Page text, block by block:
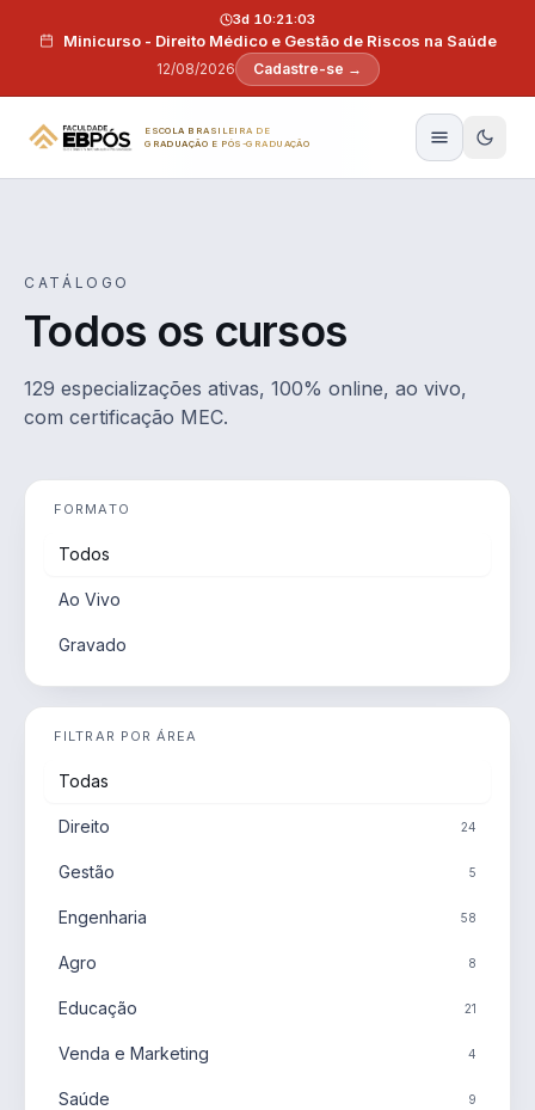
Minicurso - Direito Médico e Gestão de Riscos na Saúde
12/08/2026
3d 10:21:02
Cadastre-se →
ESCOLA BRASILEIRA DE
GRADUAÇÃO E PÓS-GRADUAÇÃO
CATÁLOGO
Todos os cursos
129 especializações ativas, 100% online, ao vivo,
com certificação MEC.
FORMATO
Todos
Ao Vivo
Gravado
FILTRAR POR ÁREA
Todas
Direito 24
Gestão 5
Engenharia 58
Agro 8
Educação 21
Venda e Marketing 4
Saúde 9